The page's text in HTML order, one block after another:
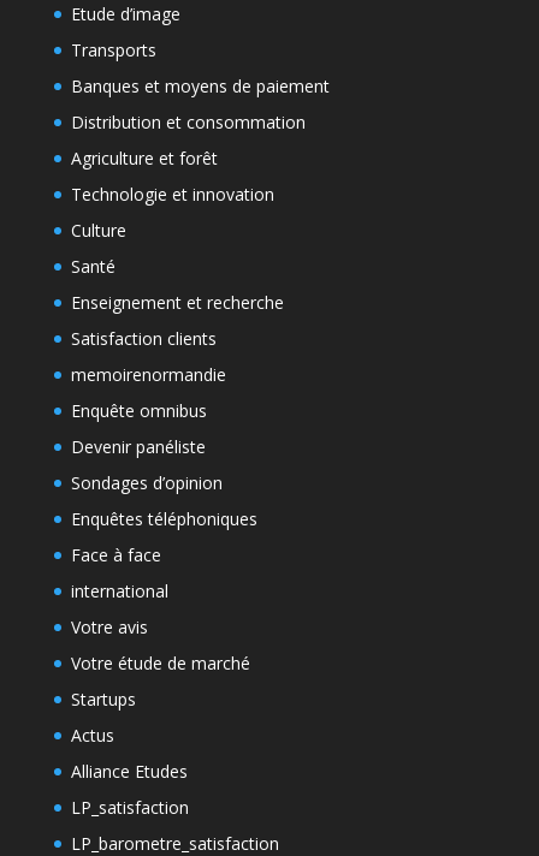
Etude d’image
Transports
Banques et moyens de paiement
Distribution et consommation
Agriculture et forêt
Technologie et innovation
Culture
Santé
Enseignement et recherche
Satisfaction clients
memoirenormandie
Enquête omnibus
Devenir panéliste
Sondages d’opinion
Enquêtes téléphoniques
Face à face
international
Votre avis
Votre étude de marché
Startups
Actus
Alliance Etudes
LP_satisfaction
LP_barometre_satisfaction